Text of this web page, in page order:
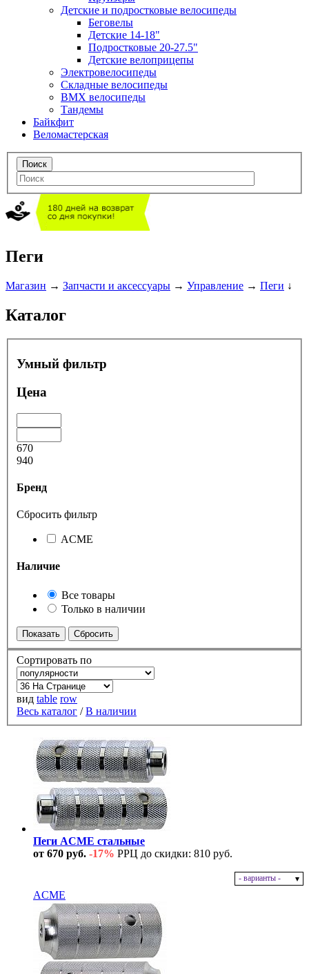
Детские и подростковые велосипеды
Беговелы
Детские 14-18"
Подростковые 20-27.5"
Детские велоприцепы
Электровелосипеды
Складные велосипеды
BMX велосипеды
Тандемы
Байкфит
Веломастерская
Пеги
Магазин → Запчасти и аксессуары → Управление → Пеги ↓
Каталог
Умный фильтр
Цена
670
940
Бренд
Сбросить фильтр
ACME
Наличие
Все товары
Только в наличии
Сортировать по
вид table row
Весь каталог /В наличии
Пеги ACME стальные
от 670 руб. -17% РРЦ до скидки: 810 руб.
- варианты -
ACME